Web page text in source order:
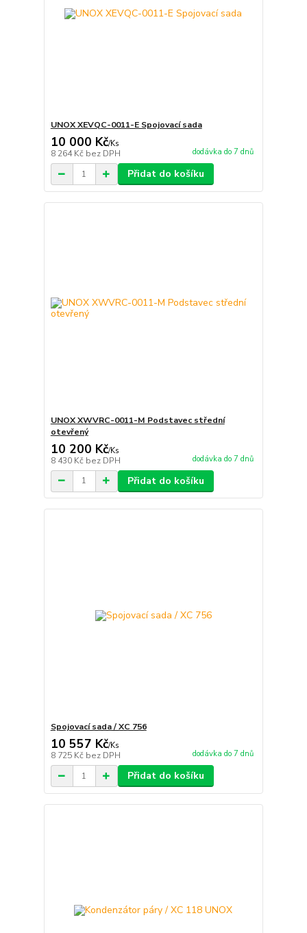
UNOX XEVQC-0011-E Spojovací sada
10 000 Kč/Ks
8 264 Kč bez DPH dodávka do 7 dnů
Přidat do košíku
UNOX XWVRC-0011-M Podstavec střední
otevřený
10 200 Kč/Ks
8 430 Kč bez DPH dodávka do 7 dnů
Přidat do košíku
Spojovací sada / XC 756
10 557 Kč/Ks
8 725 Kč bez DPH dodávka do 7 dnů
Přidat do košíku